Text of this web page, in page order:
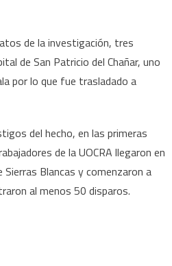
de la investigación, tres
de San Patricio del Chañar, uno
por lo que fue trasladado a
del hecho, en las primeras
de la UOCRA llegaron en
Blancas y comenzaron a
al menos 50 disparos.